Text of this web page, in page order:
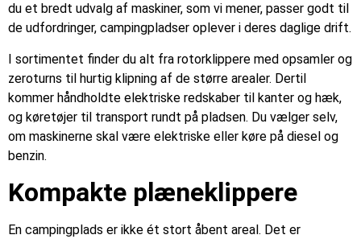
du et bredt udvalg af maskiner, som vi mener, passer godt til
de udfordringer, campingpladser oplever i deres daglige drift.
I sortimentet finder du alt fra rotorklippere med opsamler og
zeroturns til hurtig klipning af de større arealer. Dertil
kommer håndholdte elektriske redskaber til kanter og hæk,
og køretøjer til transport rundt på pladsen. Du vælger selv,
om maskinerne skal være elektriske eller køre på diesel og
benzin.
Kompakte plæneklippere
En campingplads er ikke ét stort åbent areal. Det er